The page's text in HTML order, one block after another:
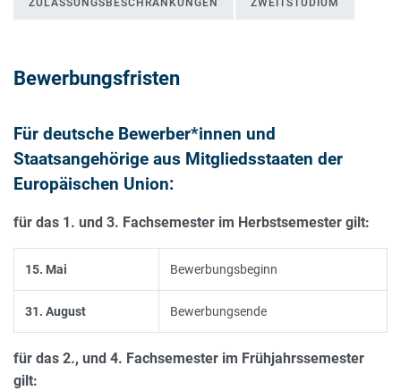
ZULASSUNGSBESCHRÄNKUNGEN ZWEITSTUDIUM
Bewerbungsfristen
Für deutsche Bewerber*innen und
Staatsangehörige aus Mitgliedsstaaten der
Europäischen Union:
für das 1. und 3. Fachsemester im Herbstsemester gilt:
15. Mai Bewerbungsbeginn
31. August Bewerbungsende
für das 2., und 4. Fachsemester im Frühjahrssemester
gilt: